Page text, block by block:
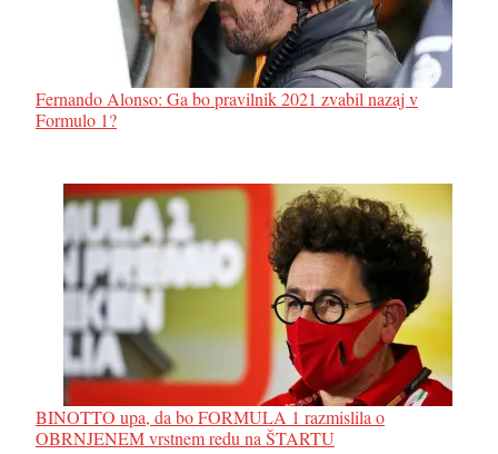
Fernando Alonso: Ga bo pravilnik 2021 zvabil nazaj v
Formulo 1?
BINOTTO upa, da bo FORMULA 1 razmislila o
OBRNJENEM vrstnem redu na ŠTARTU